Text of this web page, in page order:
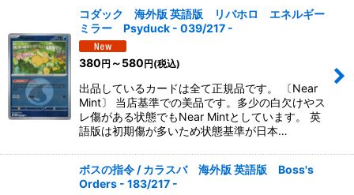
コダック 海外版 英語版 リバホロ エネルギー
ミラー Psyduck - 039/217 -
380円 ～580円(税込)
出品しているカードは全て正規品です。 〔Near
Mint〕 当店基準での美品です。多少の白欠けやス
レ傷がある状態でもNear Mintとしています。 英
語版は初期傷が多いため状態基準が日本…
ボスの指令 / カラスバ 海外版 英語版 Boss's
Orders - 183/217 -